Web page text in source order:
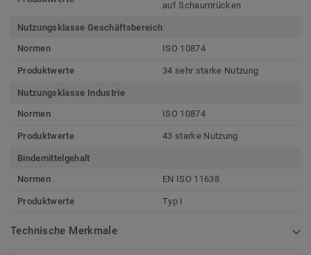
auf Schaumrücken
Nutzungsklasse Geschäftsbereich
Normen
ISO 10874
Produktwerte 34 sehr starke Nutzung
Nutzungsklasse Industrie
Normen
ISO 10874
Produktwerte 43 starke Nutzung
Bindemittelgehalt
Normen
EN ISO 11638
Produktwerte Typ I
Technische Merkmale